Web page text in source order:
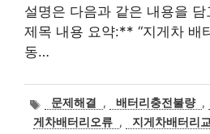
설명은 다음과 같은 내용을
제목 내용 요약:** “지게차 배
동…
태
그
문제해결 , 배터리충전불량 ,
게차배터리오류 , 지게차배터리